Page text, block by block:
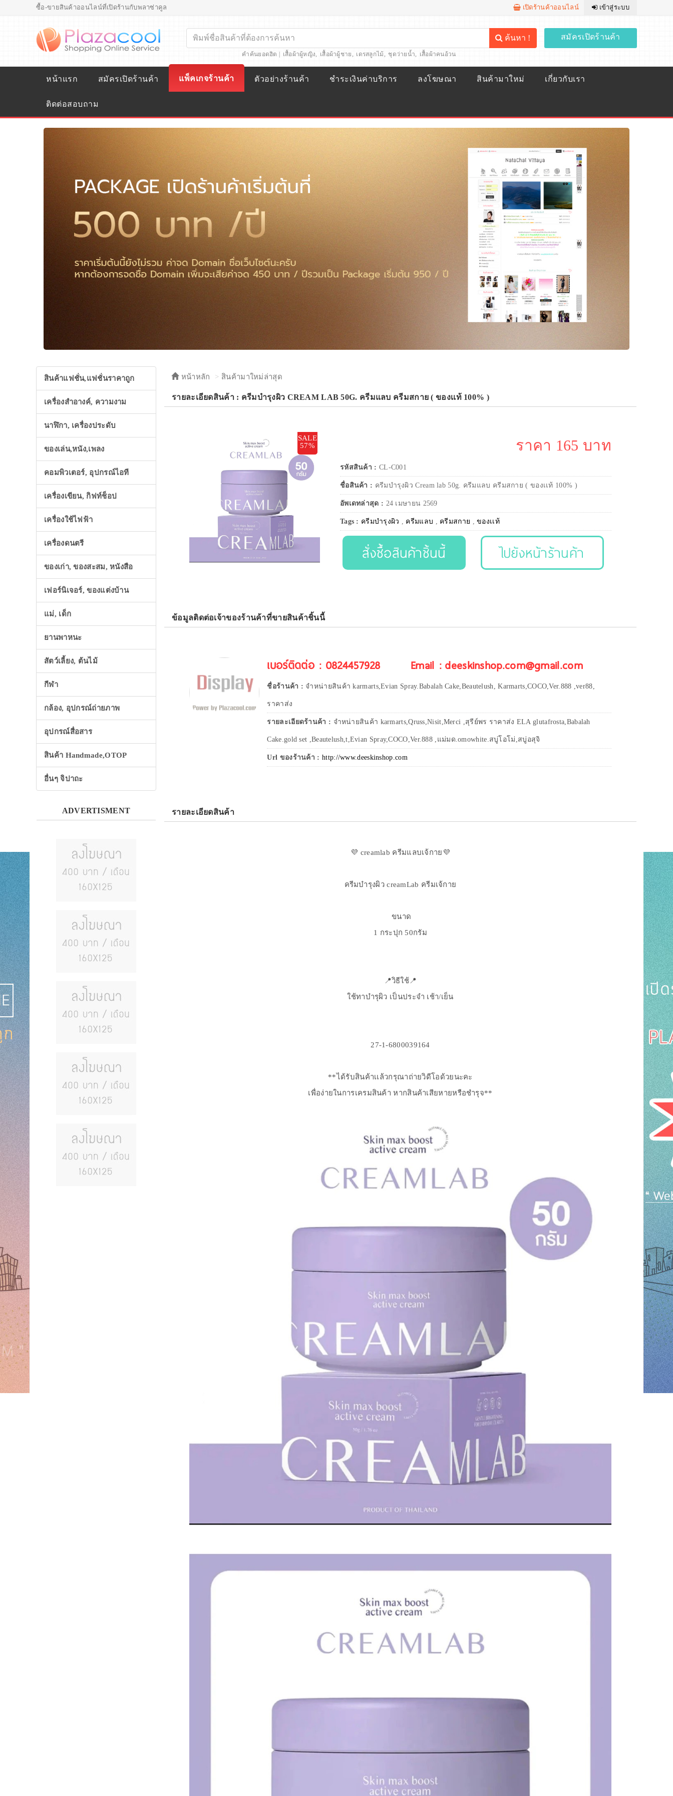
ซื้อ-ขายสินค้าออนไลน์ที่เปิดร้านกับพลาซ่าคูล เปิดร้านค้าออนไลน์ เข้าสู่ระบบ
ค้นหา !
คำค้นยอดฮิต | เสื้อผ้าผู้หญิง, เสื้อผ้าผู้ชาย, เดรสลูกไม้, ชุดว่ายน้ำ, เสื้อผ้าคนอ้วน
สมัครเปิดร้านค้า
หน้าแรก สมัครเปิดร้านค้า แพ็คเกจร้านค้า ตัวอย่างร้านค้า ชำระเงินค่าบริการ ลงโฆษณา สินค้ามาใหม่ เกี่ยวกับเรา
ติดต่อสอบถาม
สินค้าแฟชั่น,แฟชั่นราคาถูก
เครื่องสำอางค์, ความงาม
นาฬิกา, เครื่องประดับ
ของเล่น,หนัง,เพลง
คอมพิวเตอร์, อุปกรณ์ไอที
เครื่องเขียน, กิฟท์ช็อป
เครื่องใช้ไฟฟ้า
เครื่องดนตรี
ของเก่า, ของสะสม, หนังสือ
เฟอร์นิเจอร์, ของแต่งบ้าน
แม่, เด็ก
ยานพาหนะ
สัตว์เลี้ยง, ต้นไม้
กีฬา
กล้อง, อุปกรณ์ถ่ายภาพ
อุปกรณ์สื่อสาร
สินค้า Handmade,OTOP
อื่นๆ จิปาถะ
ADVERTISMENT
หน้าหลัก สินค้ามาใหม่ล่าสุด
รายละเอียดสินค้า : ครีมบำรุงผิว CREAM LAB 50G. ครีมแลบ ครีมสกาย ( ของเเท้ 100% )
SALE
57%
ราคา 165 บาท
รหัสสินค้า : CL-C001
ชื่อสินค้า : ครีมบำรุงผิว Cream lab 50g. ครีมแลบ ครีมสกาย ( ของเเท้ 100% )
อัพเดทล่าสุด : 24 เมษายน 2569
Tags : ครีมบำรุงผิว , ครีมแลบ , ครีมสกาย ,ของเเท้
สั่งซื้อสินค้าชิ้นนี้ ไปยังหน้าร้านค้า
ข้อมูลติดต่อเจ้าของร้านค้าที่ขายสินค้าชิ้นนี้
เบอร์ติดต่อ : 0824457928 Email : deeskinshop.com@gmail.com
ชื่อร้านค้า : จำหน่ายสินค้า karmarts,Evian Spray.Babalah Cake,Beautelush, Karmarts,COCO,Ver.888 ,ver88,
ราคาส่ง
รายละเอียดร้านค้า : จำหน่ายสินค้า karmarts,Qruss,Nisit,Merci ,สุรีย์พร ราคาส่ง ELA glutafrosta,Babalah
Cake.gold set ,Beautelush,t,Evian Spray,COCO,Ver.888 ,แม่มด.omowhite.สบู่โอโม่,สบู่อสุจิ
Url ของร้านค้า : http://www.deeskinshop.com
รายละเอียดสินค้า
💜 creamlab ครีมแลบเจ้กาย💜
ครีมบำรุงผิว creamLab ครีมเจ้กาย
ขนาด
1 กระปุก 50กรัม
📍วิธีใช้📍
ใช้ทาบำรุผิว เป็นประจำ เช้า/เย็น
27-1-6800039164
**ได้รับสินค้าเเล้วกรุณาถ่ายวิดีโอด้วยนะคะ
เพื่อง่ายในการเครมสินค้า หากสินค้าเสียหายหรือชำรุจ**